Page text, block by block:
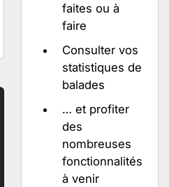
faites ou à
faire
Consulter vos
statistiques de
balades
… et profiter
des
nombreuses
fonctionnalités
à venir